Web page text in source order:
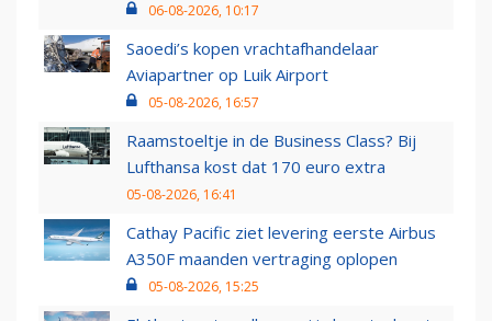
06-08-2026, 10:17
Saoedi’s kopen vrachtafhandelaar
Aviapartner op Luik Airport
05-08-2026, 16:57
Raamstoeltje in de Business Class? Bij
Lufthansa kost dat 170 euro extra
05-08-2026, 16:41
Cathay Pacific ziet levering eerste Airbus
A350F maanden vertraging oplopen
05-08-2026, 15:25